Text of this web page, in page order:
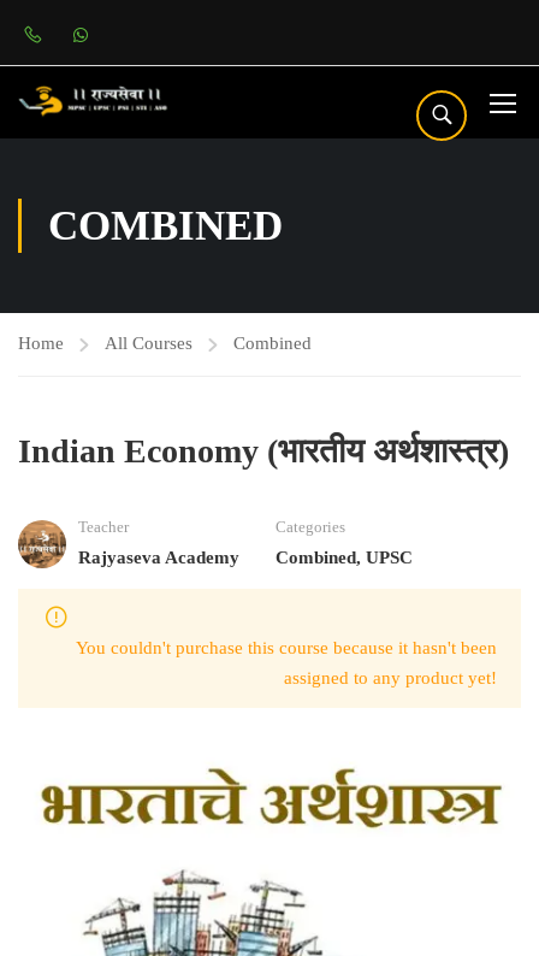
COMBINED
Home All Courses Combined
Indian Economy (भारतीय अर्थशास्त्र)
Teacher
Rajyaseva Academy
Categories
Combined, UPSC
You couldn't purchase this course because it hasn't been
assigned to any product yet!